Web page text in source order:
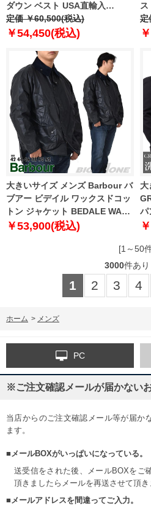
ダウン ベスト USA直輸入
nf0a8994-ph5
定価 ￥60,500(税込)
￥54,450(税込)
定
大きいサイズ メンズ Barbour バ
ブアー ビデイル ワックスドコッ
トン ジャケット BEDALE WAX
JACKET 直輸入品 mwx0018
￥53,900(税込)
大
パ
[1～50
3000件あ
1 2 3 4
ホーム > メンズ
PC
※ご注文確認メールが届かない
当店からのご注文確認メール等が届か
ます。
■メールBOXがいっぱいになっている。
送受信をされた後、メールBOXをご
頂きましたらメールを再送させて頂き
■メールアドレスを間違ってご入力。